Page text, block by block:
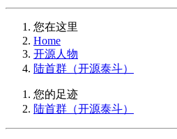
您在这里
Home
开源人物
陆首群（开源泰斗）
您的足迹
陆首群（开源泰斗）